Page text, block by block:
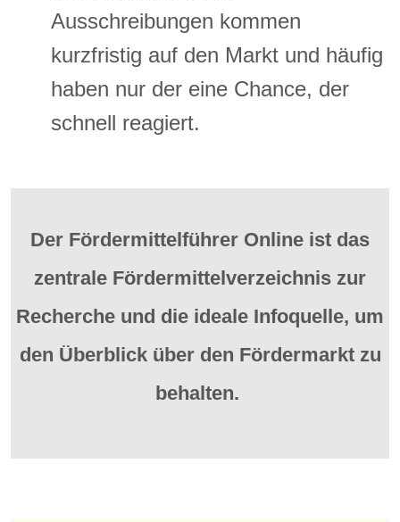
Ausschreibungen kommen
kurzfristig auf den Markt und häufig
haben nur der eine Chance, der
schnell reagiert.
Der Fördermittelführer Online ist das
zentrale Fördermittelverzeichnis zur
Recherche und die ideale Infoquelle, um
den Überblick über den Fördermarkt zu
behalten.